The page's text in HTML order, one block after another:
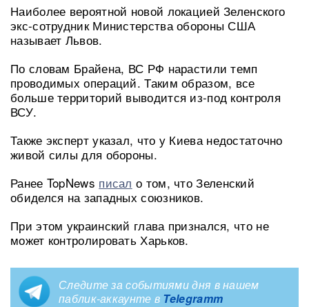
Наиболее вероятной новой локацией Зеленского
экс-сотрудник Министерства обороны США
называет Львов.
По словам Брайена, ВС РФ нарастили темп
проводимых операций. Таким образом, все
больше территорий выводится из-под контроля
ВСУ.
Также эксперт указал, что у Киева недостаточно
живой силы для обороны.
Ранее TopNews писал о том, что Зеленский
обиделся на западных союзников.
При этом украинский глава признался, что не
может контролировать Харьков.
Следите за событиями дня в нашем
паблик-аккаунте в Telegramm